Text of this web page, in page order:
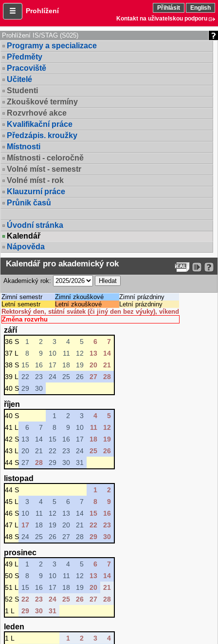
Prohlížení Přihlásit
English
Kontakt na uživatelskou podporu
Prohlížení IS/STAG (S025)
Programy a specializace
Předměty
Pracoviště
Učitelé
Studenti
Zkouškové termíny
Rozvrhové akce
Kvalifikační práce
Předzápis. kroužky
Místnosti
Místnosti - celoročně
Volné míst - semestr
Volné míst - rok
Klauzurní práce
Průnik časů
Úvodní stránka
Kalendář
Nápověda
Kalendář pro akademický rok
Akademický rok:
Zimní semestr Zimní zkouškové
Zimní prázdniny
Letní semestr
Letní zkouškové
Letní prázdniny
Rektorský den, státní svátek (či jiný den bez výuky), víkend
Změna rozvrhu
září
36 S 1 2 3 4 5 6
7
37 L
8 9 10 11 12 13
14
38 S 15 16 17 18 19 20
21
39 L
22 23 24 25 26 27
28
40 S 29 30
říjen
40 S 1 2 3 4
5
41 L
6 7 8 9 10 11
12
42 S 13 14 15 16 17 18
19
43 L
20 21 22 23 24 25
26
44 S 27 28 29 30 31
listopad
44 S 1
2
45 L
3 4 5 6 7 8
9
46 S 10 11 12 13 14 15
16
47 L
17 18 19 20 21 22
23
48 S 24 25 26 27 28 29 30
prosinec
49 L 1 2 3 4 5 6
7
50 S
8 9 10 11 12 13
14
51 L
15 16 17 18 19 20
21
52 S 22 23 24 25 26 27
28
1 L
29 30 31
leden
1 L 1 2 3
4